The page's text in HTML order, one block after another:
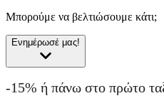
Μπορούμε να βελτιώσουμε κάτι;
Ενημέρωσέ μας!
-15% ή πάνω στο πρώτο